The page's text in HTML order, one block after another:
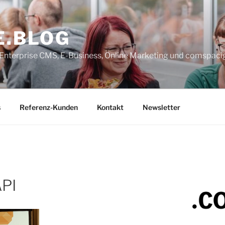
CMS, E-Business, Online Marketing und
Referenz-Kunden Kontakt Newsletter